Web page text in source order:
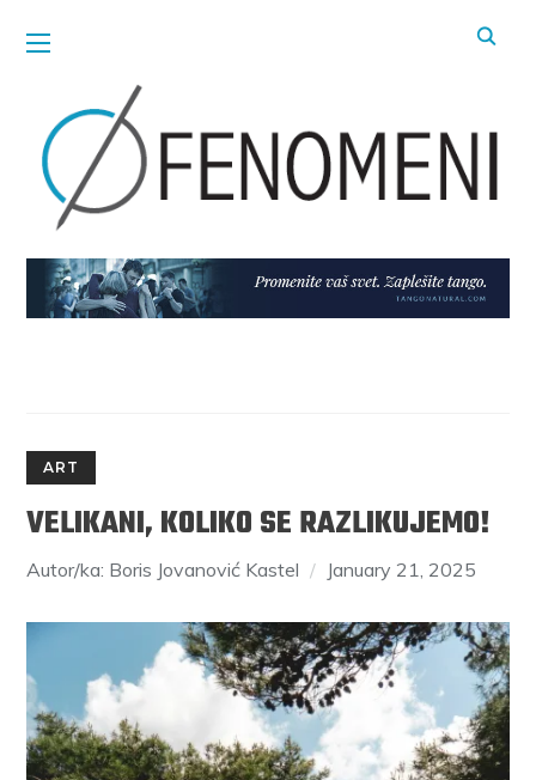
ART
VELIKANI, KOLIKO SE RAZLIKUJEMO!
Autor/ka: Boris Jovanović Kastel January 21, 2025